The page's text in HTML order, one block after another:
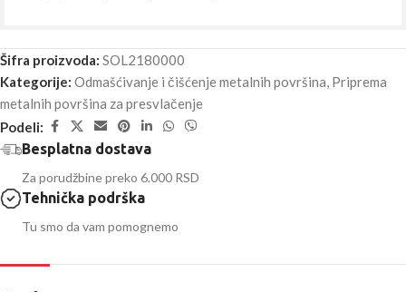
Šifra proizvoda: SOL2180000
Kategorije: Odmašćivanje i čišćenje metalnih površina, Priprema
metalnih površina za presvlačenje
Podeli:
Besplatna dostava
Za porudžbine preko 6.000 RSD
Tehnička podrška
Tu smo da vam pomognemo